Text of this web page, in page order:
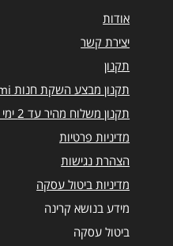
אודות
יצירת קשר
תקנון
תקנון מבצע השקת חנות Xiaomi בקניון הזהב
תקנון משלוח מהיר עד 2 ימי עסקים
מדיניות פרטיות
הצהרת נגישות
מדיניות ביטול עסקה
מידע בנושא קרינה
ביטול עסקה